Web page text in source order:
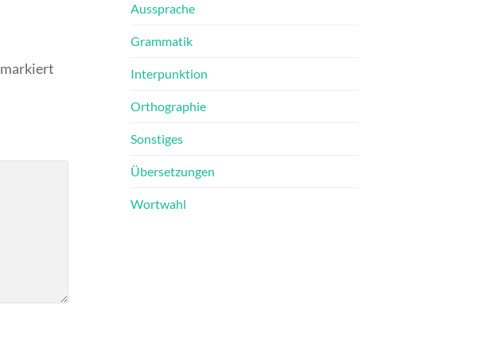
markiert
Aussprache
Grammatik
Interpunktion
Orthographie
Sonstiges
Übersetzungen
Wortwahl